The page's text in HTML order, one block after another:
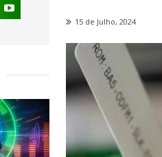
15 de Julho, 2024